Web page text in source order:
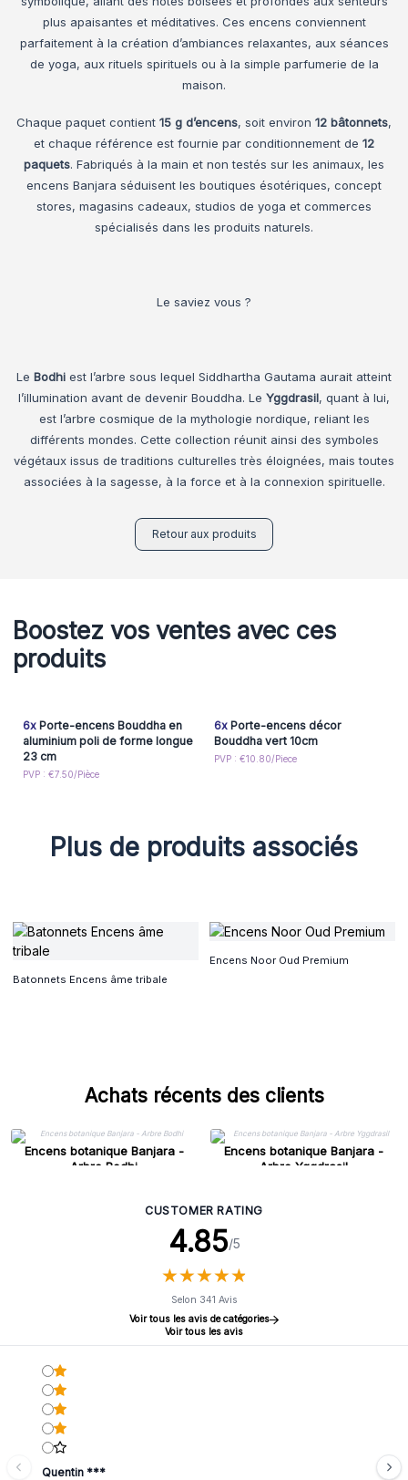
plus apaisantes et méditatives. Ces encens conviennent
parfaitement à la création d’ambiances relaxantes, aux séances
de yoga, aux rituels spirituels ou à la simple parfumerie de la
maison.
Chaque paquet contient 15 g d’encens, soit environ 12 bâtonnets,
et chaque référence est fournie par conditionnement de 12
paquets. Fabriqués à la main et non testés sur les animaux, les
encens Banjara séduisent les boutiques ésotériques, concept
stores, magasins cadeaux, studios de yoga et commerces
spécialisés dans les produits naturels.
Le saviez vous ?
Le Bodhi est l’arbre sous lequel Siddhartha Gautama aurait atteint
l’illumination avant de devenir Bouddha. Le Yggdrasil, quant à lui,
est l’arbre cosmique de la mythologie nordique, reliant les
différents mondes. Cette collection réunit ainsi des symboles
végétaux issus de traditions culturelles très éloignées, mais toutes
associées à la sagesse, à la force et à la connexion spirituelle.
Retour aux produits
Boostez vos ventes avec ces
produits
6xPorte-encens Bouddha en
aluminium poli de forme longue
23 cm
PVP : €7.50/Pièce
6xPorte-encens décor
Bouddha vert 10cm
PVP : €10.80/Piece
Plus de produits associés
Batonnets Encens âme tribale
Encens Noor Oud Premium
Achats récents des clients
Encens botanique Banjara -
Arbre Bodhi
Encens botanique Banjara -
Arbre Yggdrasil
CUSTOMER RATING
4.85/5
★★★★★
★★★★★
Selon 341 Avis
Voir tous les avis de catégories
Voir tous les avis
Quentin ***